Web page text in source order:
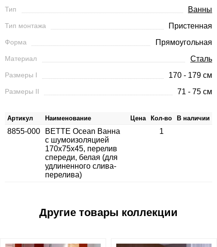
Тип Ванны
Тип монтажа Пристенная
Форма Прямоугольная
Материал Сталь
Размеры I 170 - 179 см
Размеры II 71 - 75 см
Артикул Наименование Цена Кол-во В наличии
8855-000
BETTE Ocean Ванна
с шумоизоляцией
170х75х45, перелив
спереди, белая (для
удлиненного слива-
перелива)
1